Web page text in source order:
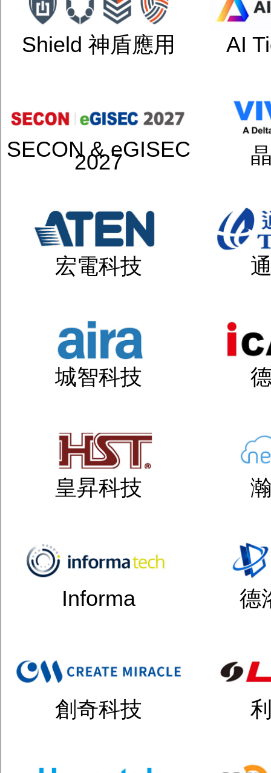
Shield 神盾應用 AI
SECON & eGISEC
2027
宏電科技
城智科技
皇昇科技
Informa 德
創奇科技